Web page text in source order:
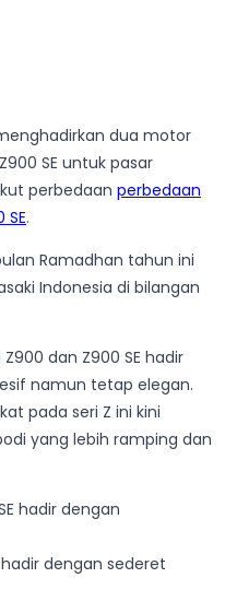
dua motor
SE untuk pasar
perbedaan perbedaan
.
Ramadhan tahun ini
Indonesia di bilangan
dan Z900 SE hadir
namun tetap elegan.
pada seri Z ini kini
yang lebih ramping dan
hadir dengan sederet